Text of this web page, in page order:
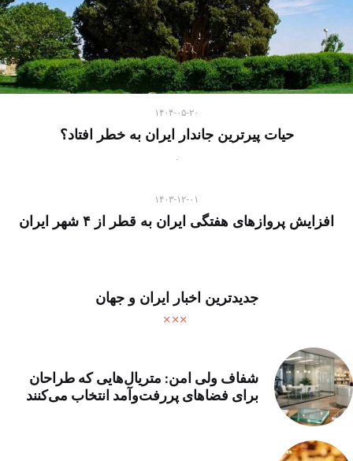
۱۴۰۴-۰۵-۲۰
حیات پیرترین جاندار ایران به خطر افتاد؟
۱۴۰۳-۱۲-۰۱
افزایش پروازهای هفتگی ایران به قطر از ۴ شهر ایران
جدیدترین اخبار ایران و جهان
شفاف ولی امن: متریال‌هایی که طراحان
برای فضاهای پررفت‌وآمد انتخاب می‌کنند